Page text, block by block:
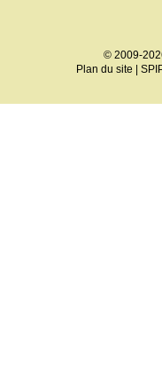
© 2009-
Plan du site